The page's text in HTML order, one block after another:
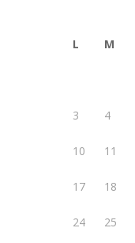
L M
3 4
10 11
17 18
24 25